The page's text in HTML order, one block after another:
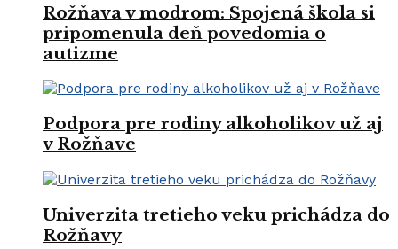
Rožňava v modrom: Spojená škola si
pripomenula deň povedomia o
autizme
Podpora pre rodiny alkoholikov už aj
v Rožňave
Univerzita tretieho veku prichádza do
Rožňavy